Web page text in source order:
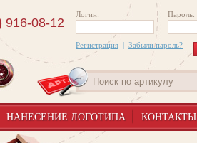
Логин: Пароль:
Регистрация | Забыли пароль?
916-08-12
НАНЕСЕНИЕ ЛОГОТИПА
КОНТАКТЫ